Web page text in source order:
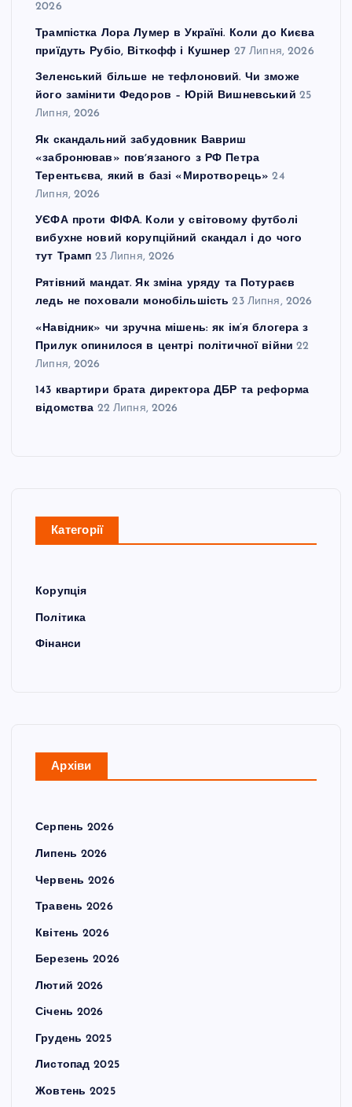
2026
Трампістка Лора Лумер в Україні. Коли до Києва
приїдуть Рубіо, Віткофф і Кушнер 27 Липня, 2026
Зеленський більше не тефлоновий. Чи зможе
його замінити Федоров – Юрій Вишневський 25
Липня, 2026
Як скандальний забудовник Вавриш
«забронював» повʼязаного з РФ Петра
Терентьєва, який в базі «Миротворець» 24
Липня, 2026
УЄФА проти ФІФА. Коли у світовому футболі
вибухне новий корупційний скандал і до чого
тут Трамп 23 Липня, 2026
Рятівний мандат. Як зміна уряду та Потураєв
ледь не поховали монобільшість 23 Липня, 2026
«Навідник» чи зручна мішень: як ім’я блогера з
Прилук опинилося в центрі політичної війни 22
Липня, 2026
143 квартири брата директора ДБР та реформа
відомства 22 Липня, 2026
Категорії
Корупція
Політика
Фінанси
Архіви
Серпень 2026
Липень 2026
Червень 2026
Травень 2026
Квітень 2026
Березень 2026
Лютий 2026
Січень 2026
Грудень 2025
Листопад 2025
Жовтень 2025